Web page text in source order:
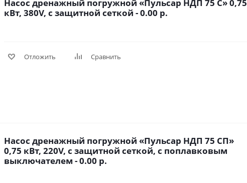
Насос дренажный погружной «Пульсар НДП 75 С» 0,75
кВт, 380V, с защитной сеткой - 0.00 р.
Отложить Сравнить
Насос дренажный погружной «Пульсар НДП 75 СП»
0,75 кВт, 220V, с защитной сеткой, с поплавковым
выключателем - 0.00 р.